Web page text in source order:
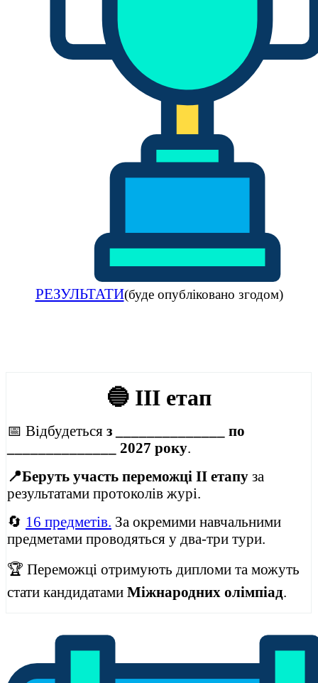
РЕЗУЛЬТАТИ(будe опубліковано згодом)
🔵 III етап
📅 Відбудеться з ______________ по
______________ 2027 року.
📍Беруть участь переможці ІІ етапу за
результатами протоколів журі.
🔄 16 предметів. За окремими навчальними
предметами проводяться у два-три тури.
🏆 Переможці отримують дипломи та можуть
стати кандидатами Міжнародних олімпіад.